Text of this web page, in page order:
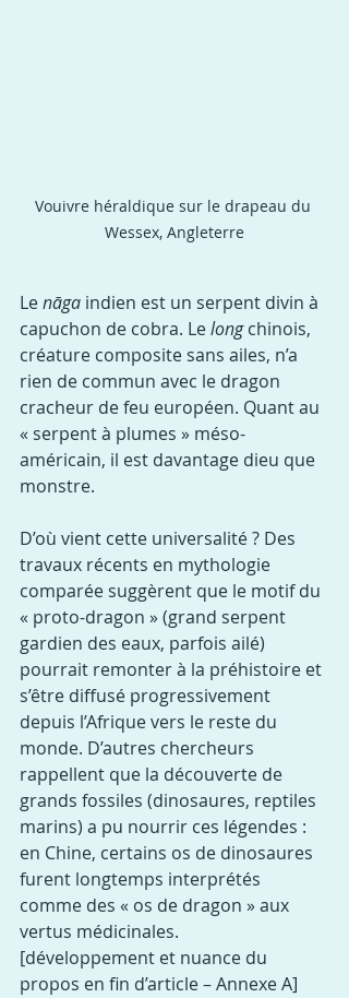
Vouivre héraldique sur le drapeau du
Wessex, Angleterre
Le nāga indien est un serpent divin à
capuchon de cobra. Le long chinois,
créature composite sans ailes, n’a
rien de commun avec le dragon
cracheur de feu européen. Quant au
« serpent à plumes » méso-
américain, il est davantage dieu que
monstre.
D’où vient cette universalité ? Des
travaux récents en mythologie
comparée suggèrent que le motif du
« proto-dragon » (grand serpent
gardien des eaux, parfois ailé)
pourrait remonter à la préhistoire et
s’être diffusé progressivement
depuis l’Afrique vers le reste du
monde. D’autres chercheurs
rappellent que la découverte de
grands fossiles (dinosaures, reptiles
marins) a pu nourrir ces légendes :
en Chine, certains os de dinosaures
furent longtemps interprétés
comme des « os de dragon » aux
vertus médicinales.
[développement et nuance du
propos en fin d’article – Annexe A]